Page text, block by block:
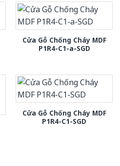
Cửa Gỗ Chống Cháy MDF
P1R4-C1-a-SGD
Cửa Gỗ Chống Cháy MDF
P1R4-C1-SGD